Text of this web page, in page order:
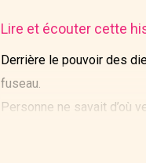
Lire et écouter cette
Derrière le pouvoir des
fuseau.
Personne ne savait
humaine et faisaient les
robuste ou fragile. Ni à